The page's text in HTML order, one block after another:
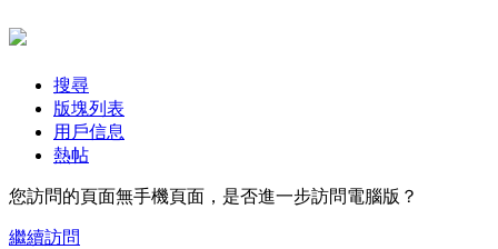
搜尋
版塊列表
用戶信息
熱帖
您訪問的頁面無手機頁面，是否進一步訪問電腦版？
繼續訪問